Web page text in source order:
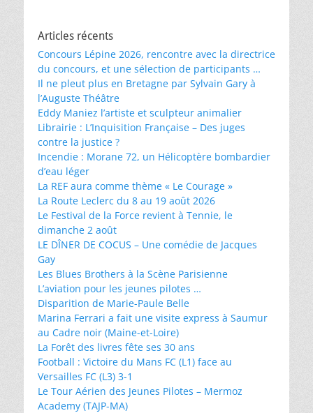
Articles récents
Concours Lépine 2026, rencontre avec la directrice
du concours, et une sélection de participants …
Il ne pleut plus en Bretagne par Sylvain Gary à
l’Auguste Théâtre
Eddy Maniez l’artiste et sculpteur animalier
Librairie : L’Inquisition Française – Des juges
contre la justice ?
Incendie : Morane 72, un Hélicoptère bombardier
d’eau léger
La REF aura comme thème « Le Courage »
La Route Leclerc du 8 au 19 août 2026
Le Festival de la Force revient à Tennie, le
dimanche 2 août
LE DÎNER DE COCUS – Une comédie de Jacques
Gay
Les Blues Brothers à la Scène Parisienne
L’aviation pour les jeunes pilotes …
Disparition de Marie-Paule Belle
Marina Ferrari a fait une visite express à Saumur
au Cadre noir (Maine-et-Loire)
La Forêt des livres fête ses 30 ans
Football : Victoire du Mans FC (L1) face au
Versailles FC (L3) 3-1
Le Tour Aérien des Jeunes Pilotes – Mermoz
Academy (TAJP-MA)